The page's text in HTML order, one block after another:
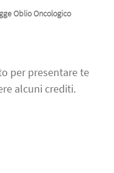
Oblio Oncologico
per presentare te
alcuni crediti.